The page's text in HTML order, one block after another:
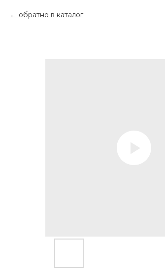
обратно в каталог